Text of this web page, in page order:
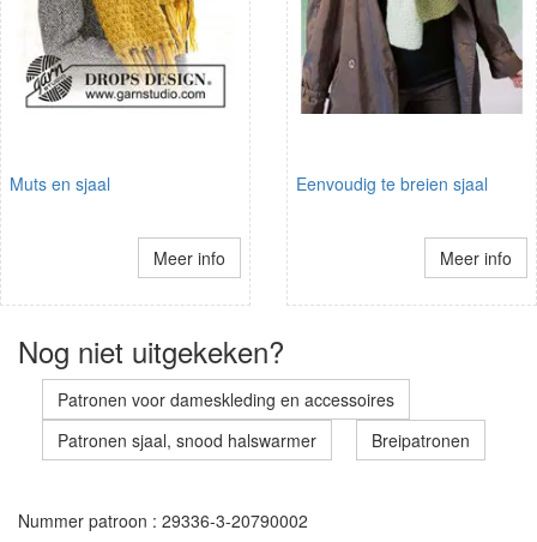
Muts en sjaal
Meer info
Eenvoudig te breien sjaal
Meer info
Nog niet uitgekeken?
Patronen voor dameskleding en accessoires
Patronen sjaal, snood halswarmer
Breipatronen
Nummer patroon : 29336-3-20790002